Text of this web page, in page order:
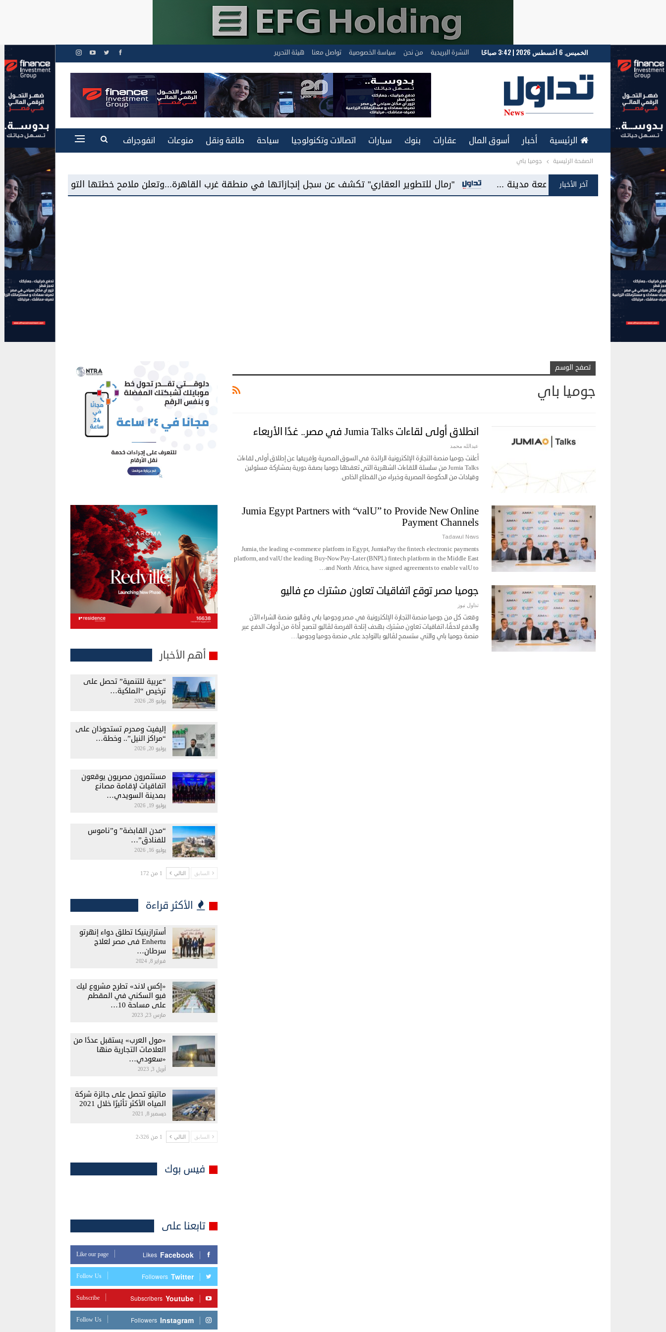
الخميس, 6 أغسطس 2026 | 3:42 صباحًا النشرة البريدية من نحن سياسة الخصوصية تواصل معنا هيئة التحرير
الرئيسية أخبار أسوق المال عقارات بنوك سيارات اتصالات وتكنولوجيا سياحة طاقة ونقل منوعات
انفوجراف
ENGLISH
الصفحة الرئيسية جوميا باي
آخر الأخبار
مع جامعة مدينة ... "رمال للتطوير العقاري" تكشف عن سجل إنجازاتها في منطقة غرب القاهرة...وتعلن ملامح خطتها التوسعية شاكر السيد عوض:
تصفح الوسم
جوميا باي
انطلاق أولى لقاءات Jumia Talks في مصر.. غدًا الأربعاء
عبدالله محمد
أعلنت جوميا منصة التجارة الإلكترونية الرائدة في السوق المصرية وإفريقيا عن إطلاق أولى لقاءات
Jumia Talks من سلسلة اللقاءات الشهرية التي تعقدها جوميا بصفة دورية بمشاركة مسئولين
وقيادات من الحكومة المصرية وخبراء من القطاع الخاص.
Jumia Egypt Partners with “valU” to Provide New Online
Payment Channels
Tadawul News
Jumia, the leading e-commerce platform in Egypt, JumiaPay the fintech electronic payments
platform, and valU the leading Buy-Now Pay-Later (BNPL) fintech platform in the Middle East
and North Africa, have signed agreements to enable valU to…
جوميا مصر توقع اتفاقيات تعاون مشترك مع فاليو
تداول نيوز
وقعت كل من جوميا منصة التجارة الإلكترونية في مصر وجوميا باي وڤاليو منصة الشراء الآن
والدفع لاحقًا، اتفاقيات تعاون مشترك بهدف إتاحة الفرصة لڤاليو لتصبح أداة من أدوات الدفع عبر
منصة جوميا باي والتي ستسمح لڤاليو بالتواجد على منصة جوميا وجوميا…
أهم الأخبار
“عربية للتنمية” تحصل على
ترخيص “الملكية…
يوليو 28, 2026
إليفيت ومحرم تستحوذان على
“مراكز النيل”.. وخطة…
يوليو 20, 2026
مستثمرون مصريون يوقعون
اتفاقيات لإقامة مصانع
بمدينة السويدي…
يوليو 19, 2026
“مدن القابضة” و”ناموس
للفنادق”…
يوليو 16, 2026
السابق التالي 1 من 172
الأكثر قراءة
أسترازينيكا تطلق دواء إنهرتو
Enhertu فى مصر لعلاج
سرطان…
فبراير 8, 2024
«إكس لاند» تطرح مشروع ليك
فيو السكني في المقطم
على مساحة 10…
مارس 23, 2023
«مول العرب» يستقبل عددًا من
العلامات التجارية منها
«سعودي…
أبريل 3, 2023
ماتيتو تحصل على جائزة شركة
المياه الأكثر تأثيرًا خلال 2021
ديسمبر 8, 2021
السابق التالي 1 من 2٬326
فيس بوك
تابعنا على
Facebook
Likes
Like our page
Twitter
Followers
Follow Us
Youtube
Subscribers
Subscribe
Instagram
Followers
Follow Us